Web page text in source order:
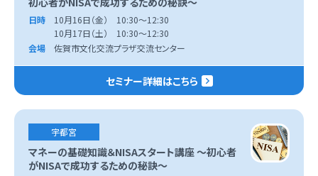
日時
10月16日（金） 10:30～12:30
10月17日（土） 10:30～12:30
会場
佐賀市文化交流プラザ交流センター
セミナー詳細はこちら
宇都宮
マネーの基礎知識＆NISAスタート講座 ～初心者
がNISAで成功するための秘訣～